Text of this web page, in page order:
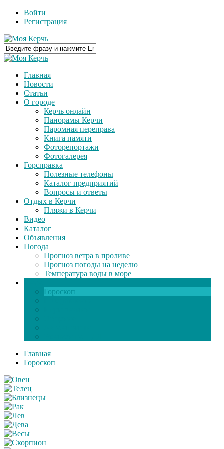
Войти
Регистрация
Главная
Новости
Статьи
О городе
Керчь онлайн
Панорамы Керчи
Паромная переправа
Книга памяти
Фоторепортажи
Фотогалерея
Горсправка
Полезные телефоны
Каталог предприятий
Вопросы и ответы
Отдых в Керчи
Пляжи в Керчи
Видео
Каталог
Объявления
Погода
Прогноз ветра в проливе
Прогноз погоды на неделю
Температура воды в море
Гороскоп
Главная
Гороскоп